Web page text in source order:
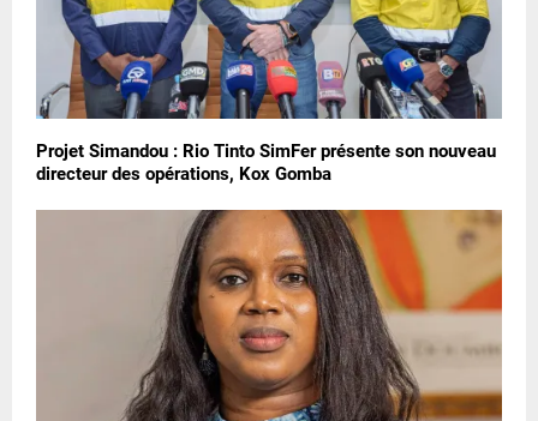
Projet Simandou : Rio Tinto SimFer présente son nouveau
directeur des opérations, Kox Gomba